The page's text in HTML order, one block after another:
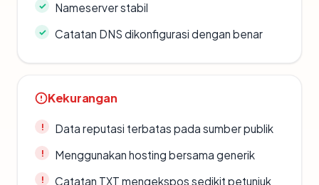
Nameserver stabil
Catatan DNS dikonfigurasi dengan benar
Kekurangan
Data reputasi terbatas pada sumber publik
Menggunakan hosting bersama generik
Catatan TXT mengekspos sedikit petunjuk